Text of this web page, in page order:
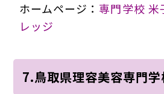
ホームページ： 専門学校 米
レッジ
7.鳥取県理容美容専門学